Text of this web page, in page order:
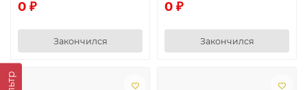
0 ₽
Закончился
0 ₽
Закончился